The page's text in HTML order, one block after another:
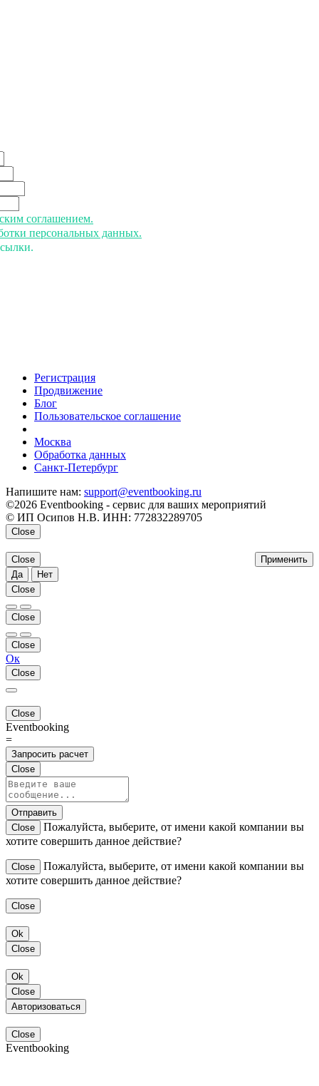
соглашением.
персональных данных.
Регистрация
Продвижение
Блог
Пользовательское соглашение
Москва
Обработка данных
Санкт-Петербург
Напишите нам: support@eventbooking.ru
©2026 Eventbooking - сервис для ваших мероприятий
© ИП Осипов Н.В. ИНН: 772832289705
Close
Применить
Close
Да
Нет
Close
Close
Close
Ок
Close
Close
Eventbooking
=
Запросить расчет
Close
Отправить
Close
Пожалуйста, выберите, от имени какой компании вы
хотите совершить данное действие?
Close
Пожалуйста, выберите, от имени какой компании вы
хотите совершить данное действие?
Close
Ok
Close
Ok
Close
Авторизоваться
Close
Eventbooking